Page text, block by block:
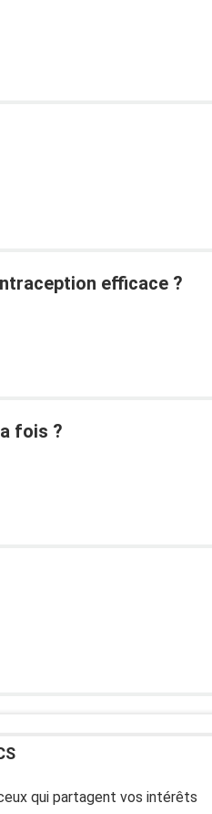
efficace ?
fois ?
qui partagent vos intérêts